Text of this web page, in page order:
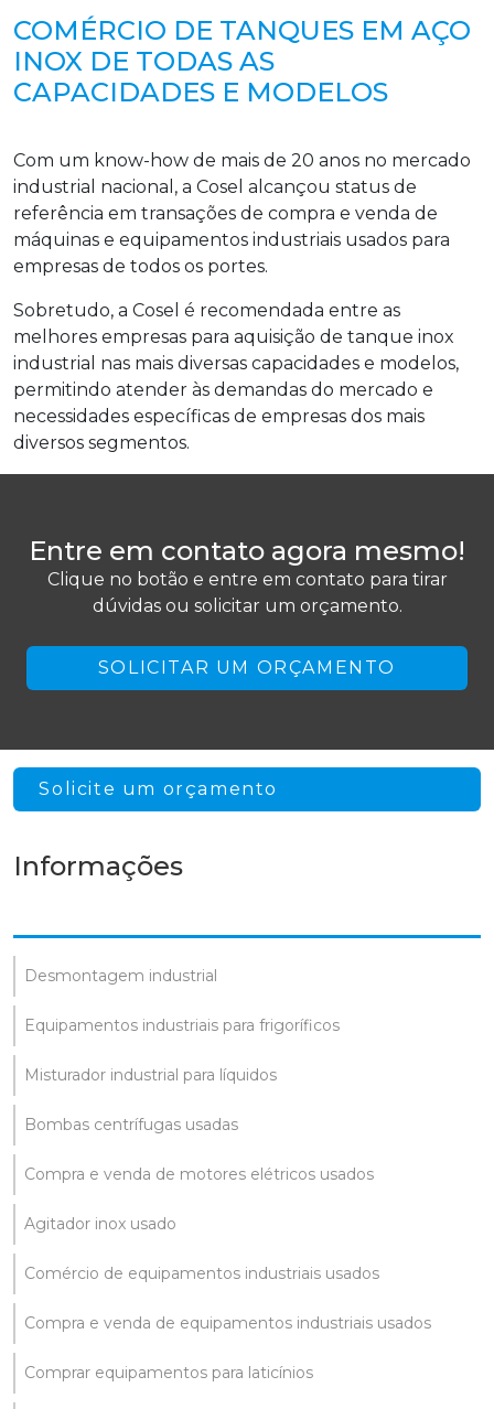
COMÉRCIO DE TANQUES EM AÇO
INOX DE TODAS AS
CAPACIDADES E MODELOS
Com um know-how de mais de 20 anos no mercado
industrial nacional, a Cosel alcançou status de
referência em transações de compra e venda de
máquinas e equipamentos industriais usados para
empresas de todos os portes.
Sobretudo, a Cosel é recomendada entre as
melhores empresas para aquisição de tanque inox
industrial nas mais diversas capacidades e modelos,
permitindo atender às demandas do mercado e
necessidades específicas de empresas dos mais
diversos segmentos.
Entre em contato agora mesmo!
Clique no botão e entre em contato para tirar
dúvidas ou solicitar um orçamento.
SOLICITAR UM ORÇAMENTO
Solicite um orçamento
Informações
Desmontagem industrial
Equipamentos industriais para frigoríficos
Misturador industrial para líquidos
Bombas centrífugas usadas
Compra e venda de motores elétricos usados
Agitador inox usado
Comércio de equipamentos industriais usados
Compra e venda de equipamentos industriais usados
Comprar equipamentos para laticínios